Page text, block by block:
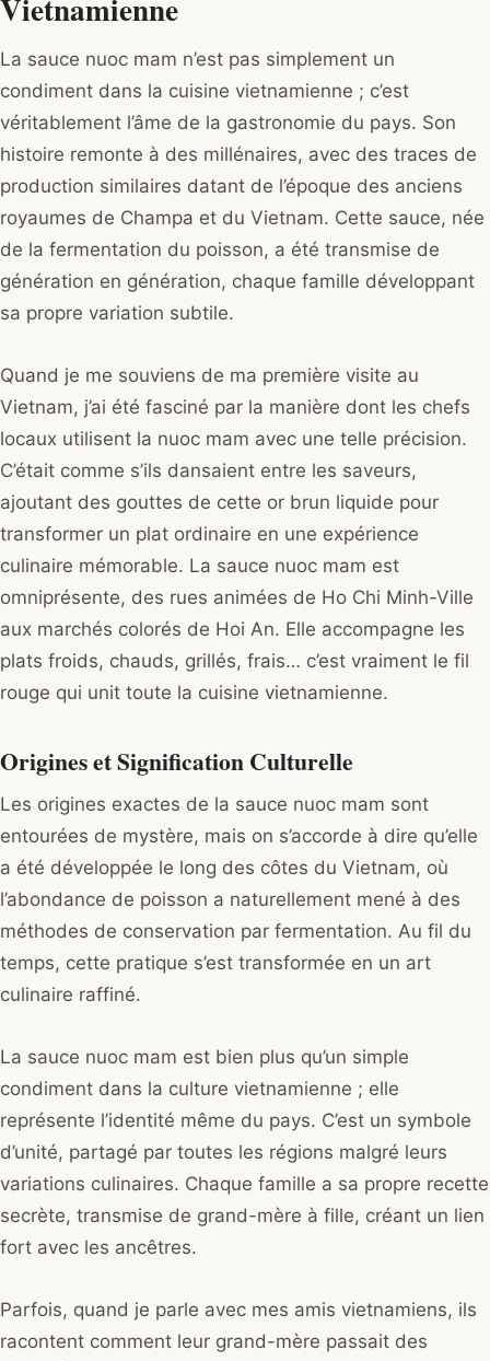
Vietnamienne
La sauce nuoc mam n’est pas simplement un
condiment dans la cuisine vietnamienne ; c’est
véritablement l’âme de la gastronomie du pays. Son
histoire remonte à des millénaires, avec des traces de
production similaires datant de l’époque des anciens
royaumes de Champa et du Vietnam. Cette sauce, née
de la fermentation du poisson, a été transmise de
génération en génération, chaque famille développant
sa propre variation subtile.
Quand je me souviens de ma première visite au
Vietnam, j’ai été fasciné par la manière dont les chefs
locaux utilisent la nuoc mam avec une telle précision.
C’était comme s’ils dansaient entre les saveurs,
ajoutant des gouttes de cette or brun liquide pour
transformer un plat ordinaire en une expérience
culinaire mémorable. La sauce nuoc mam est
omniprésente, des rues animées de Ho Chi Minh-Ville
aux marchés colorés de Hoi An. Elle accompagne les
plats froids, chauds, grillés, frais… c’est vraiment le fil
rouge qui unit toute la cuisine vietnamienne.
Origines et Signification Culturelle
Les origines exactes de la sauce nuoc mam sont
entourées de mystère, mais on s’accorde à dire qu’elle
a été développée le long des côtes du Vietnam, où
l’abondance de poisson a naturellement mené à des
méthodes de conservation par fermentation. Au fil du
temps, cette pratique s’est transformée en un art
culinaire raffiné.
La sauce nuoc mam est bien plus qu’un simple
condiment dans la culture vietnamienne ; elle
représente l’identité même du pays. C’est un symbole
d’unité, partagé par toutes les régions malgré leurs
variations culinaires. Chaque famille a sa propre recette
secrète, transmise de grand-mère à fille, créant un lien
fort avec les ancêtres.
Parfois, quand je parle avec mes amis vietnamiens, ils
racontent comment leur grand-mère passait des